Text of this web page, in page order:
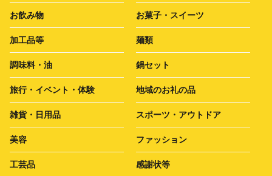
お飲み物 お菓子・スイーツ
加工品等 麺類
調味料・油 鍋セット
旅行・イベント・体験 地域のお礼の品
雑貨・日用品 スポーツ・アウトドア
美容 ファッション
工芸品 感謝状等